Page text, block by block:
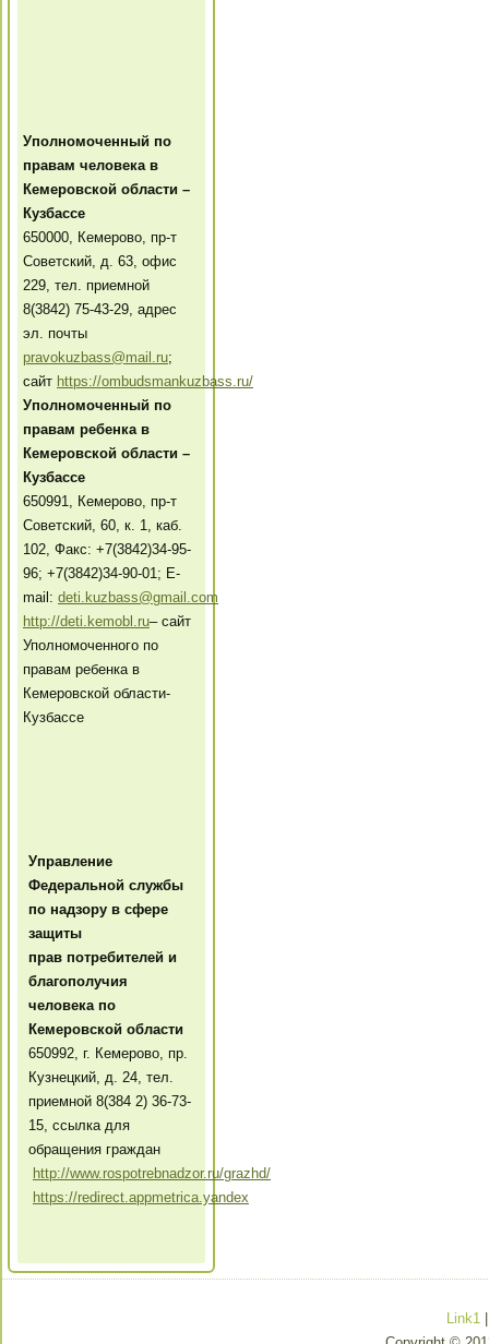
Уполномоченный по
правам человека в
Кемеровской области –
Кузбассе
650000, Кемерово, пр-т
Советский, д. 63, офис
229, тел. приемной
8(3842) 75-43-29, адрес
эл. почты
pravokuzbass@mail.ru;
сайт https://ombudsmankuzbass.ru/
Уполномоченный по
правам ребенка в
Кемеровской области –
Кузбассе
650991, Кемерово, пр-т
Советский, 60, к. 1, каб.
102, Факс: +7(3842)34-95-
96; +7(3842)34-90-01; E-
mail: deti.kuzbass@gmail.com
http://deti.kemobl.ru– сайт
Уполномоченного по
правам ребенка в
Кемеровской области-
Кузбассе
Управление
Федеральной службы
по надзору в сфере
защиты
прав потребителей и
благополучия
человека по
Кемеровской области
650992, г. Кемерово, пр.
Кузнецкий, д. 24, тел.
приемной 8(384 2) 36-73-
15, ссылка для
обращения граждан
http://www.rospotrebnadzor.ru/grazhd/
https://redirect.appmetrica.yandex
Link1